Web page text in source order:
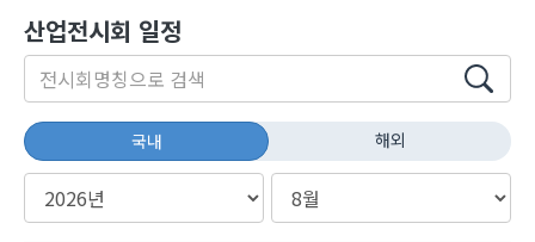
산업전시회 일정
국내 해외